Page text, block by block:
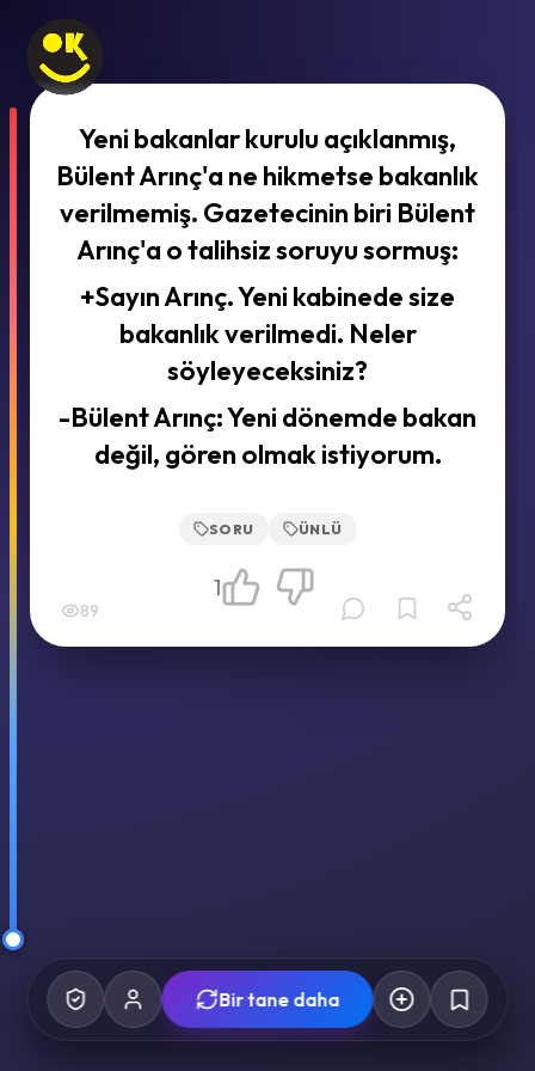
Yeni bakanlar kurulu açıklanmış,
Bülent Arınç'a ne hikmetse bakanlık
verilmemiş. Gazetecinin biri Bülent
Arınç'a o talihsiz soruyu sormuş:
+Sayın Arınç. Yeni kabinede size
bakanlık verilmedi. Neler
söyleyeceksiniz?
-Bülent Arınç: Yeni dönemde bakan
değil, gören olmak istiyorum.
SORU ÜNLÜ
89
1
Bir tane daha